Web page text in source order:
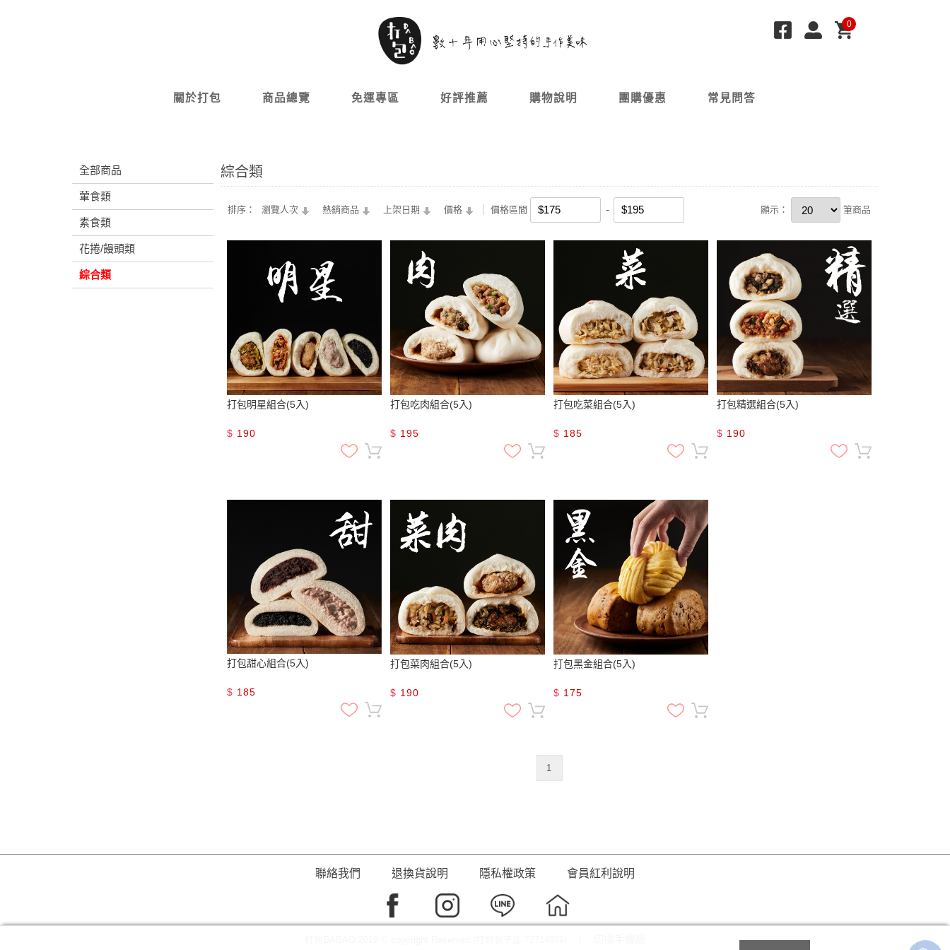
0
關於打包 商品總覽 免運專區 好評推薦 購物說明 團購優惠 常見問答
全部商品
葷食類
素食類
花捲/饅頭類
綜合類
綜合類
排序： 瀏覽人次 熱銷商品 上架日期 價格 價格區間 顯示： 筆商品
打包明星組合(5入)
$ 190
打包吃肉組合(5入)
$ 195
打包吃菜組合(5入)
$ 185
打包精選組合(5入)
$ 190
打包甜心組合(5入)
$ 185
打包菜肉組合(5入)
$ 190
打包黑金組合(5入)
$ 175
1
聯絡我們 退換貨說明 隱私權政策 會員紅利說明